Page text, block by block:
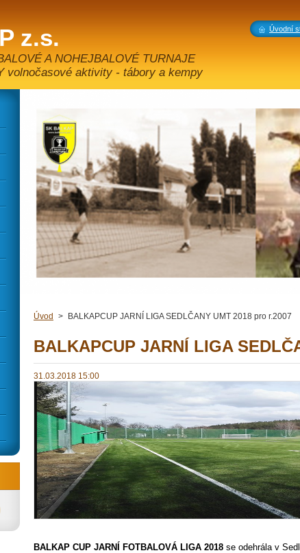
z.s.
A NOHEJBALOVÉ TURNAJE
volnočasové aktivity - tábory a kempy
Úvod > BALKAPCUP JARNÍ LIGA SEDLČANY UMT 2018 pro r.2007
BALKAPCUP JARNÍ LIGA
31.03.2018 15:00
BALKAP CUP JARNÍ FOTBALOVÁ LIGA 2018 se odehrála v
Úvodní